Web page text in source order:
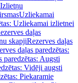
Izlietņu
Uzliekamai
Uzliekamai izlietnei
daļas
skapjiRezerves daļas
daļas paredzētas:
paredzētas: Augsti
Vidēji augsti
Piekaramie